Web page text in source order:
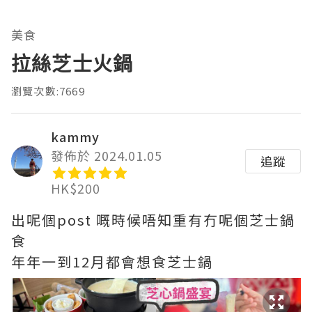
美食
拉絲芝士火鍋
瀏覽次數:7669
kammy
發佈於 2024.01.05
HK$200
追蹤
出呢個post 嘅時候唔知重有冇呢個芝士鍋
食
年年一到12月都會想食芝士鍋